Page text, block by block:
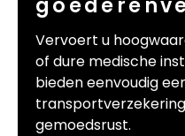
Vervoert u
of dure medische
bieden eenvoudig
gemoedsrust.